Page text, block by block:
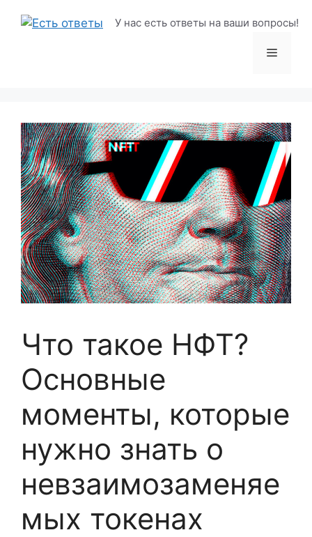
У нас есть ответы на ваши вопросы!
Меню
Что такое НФТ?
Основные
моменты, которые
нужно знать о
невзаимозаменяе
мых токенах